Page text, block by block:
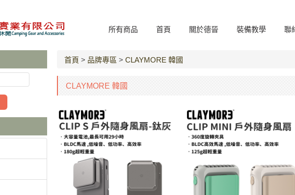
所有商品 首頁 關於德晉 裝備教學 聯
首頁 > 品牌專區 > CLAYMORE 韓國
CLAYMORE 韓國